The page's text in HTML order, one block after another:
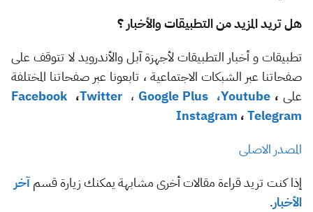
هل تريد المزيد من التطبيقات والأخبار ؟
تطبيقات و أخبار التطبيقات لأجهزة آبل والأندرويد لا تتوقف على
صفحاتنا عبر الشبكات الاجتماعية ، تابعونا عبر صفحاتنا المختلفة
على
Facebook ،Twitter ، Google Plus ،Youtube ،
Instagram ،Telegram
المصدر الاصلى
إذا كنت تريد قراءة مقالات أخرى مشابهة يمكنك زيارة قسمآخر
الأخبار.